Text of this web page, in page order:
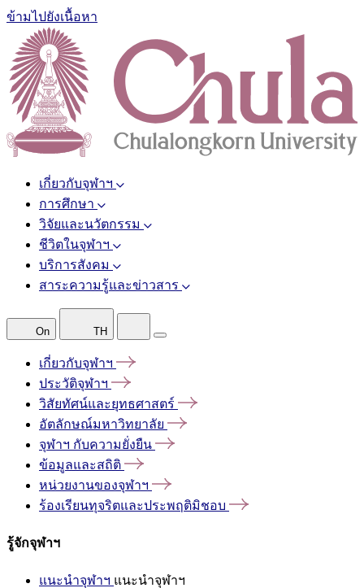
ข้ามไปยังเนื้อหา
เกี่ยวกับจุฬาฯ
การศึกษา
วิจัยและนวัตกรรม
ชีวิตในจุฬาฯ
บริการสังคม
สาระความรู้และข่าวสาร
On TH
เกี่ยวกับจุฬาฯ
ประวัติจุฬาฯ
วิสัยทัศน์และยุทธศาสตร์
อัตลักษณ์มหาวิทยาลัย
จุฬาฯ กับความยั่งยืน
ข้อมูลและสถิติ
หน่วยงานของจุฬาฯ
ร้องเรียนทุจริตและประพฤติมิชอบ
รู้จักจุฬาฯ
แนะนำจุฬาฯ แนะนำจุฬาฯ